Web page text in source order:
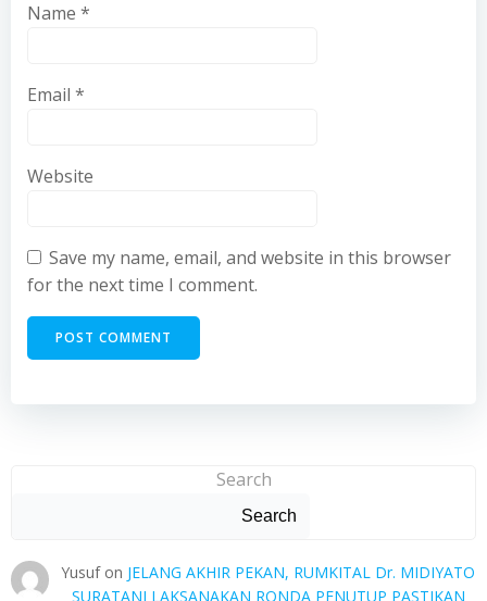
Name *
Email *
Website
Save my name, email, and website in this browser
for the next time I comment.
Search
Search
Yusufon JELANG AKHIR PEKAN, RUMKITAL Dr. MIDIYATO
SURATANI LAKSANAKAN RONDA PENUTUP PASTIKAN